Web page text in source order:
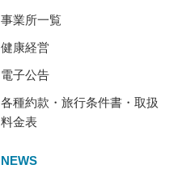
事業所一覧
健康経営
電子公告
各種約款・旅行条件書・取扱
料金表
NEWS